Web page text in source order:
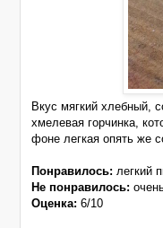
Вкус мягкий хлебный,
хмелевая горчинка,
фоне легкая опять же
Понравилось: легкий
Не понравилось:
Оценка: 6/10